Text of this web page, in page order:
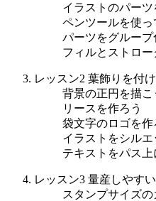
イラストのパーツ
ペンツールを使っ
パーツをグループ
フィルとストロー
レッスン2 葉飾りを付
背景の正円を描こ
リースを作ろう
袋文字のロゴを作
イラストをシルエ
テキストをパス上
レッスン3 量産しやす
スタンプサイズの